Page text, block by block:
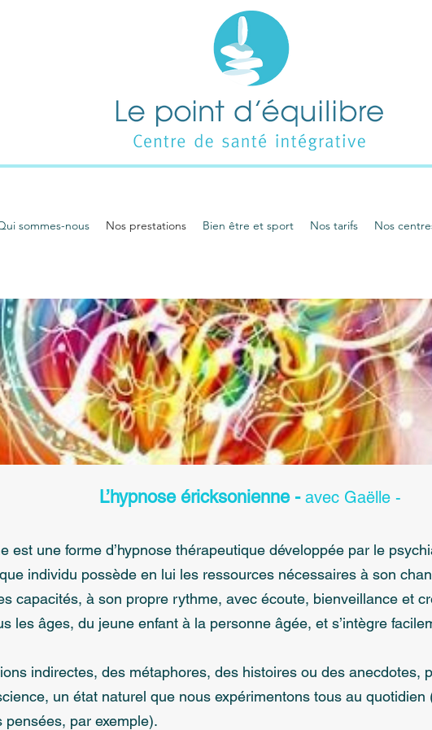
sommes-nous Nos prestations Bien être et sport Nos tarifs Nos
L’hypnose éricksonienne - avec Gaëlle -
est une forme d’hypnose thérapeutique développée par le
individu possède en lui les ressources nécessaires à son
capacités, à son propre rythme, avec écoute, bienveillance et
les âges, du jeune enfant à la personne âgée, et s’intègre
indirectes, des métaphores, des histoires ou des anecdotes,
un état naturel que nous expérimentons tous au quotidien
par exemple).